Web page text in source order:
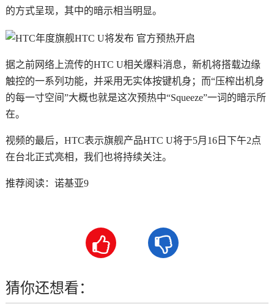
的方式呈现，其中的暗示相当明显。
据之前网络上流传的HTC U相关爆料消息，新机将搭载边缘
触控的一系列功能，并采用无实体按键机身；而“压榨出机身
的每一寸空间”大概也就是这次预热中“Squeeze”一词的暗示所
在。
视频的最后，HTC表示旗舰产品HTC U将于5月16日下午2点
在台北正式亮相，我们也将持续关注。
推荐阅读： 诺基亚9
 
猜你还想看：